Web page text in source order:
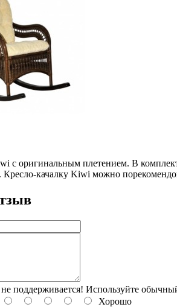
с оригинальным плетением. В
Кресло-качалку Kiwi можно
поддерживается! Используйте
Хорошо